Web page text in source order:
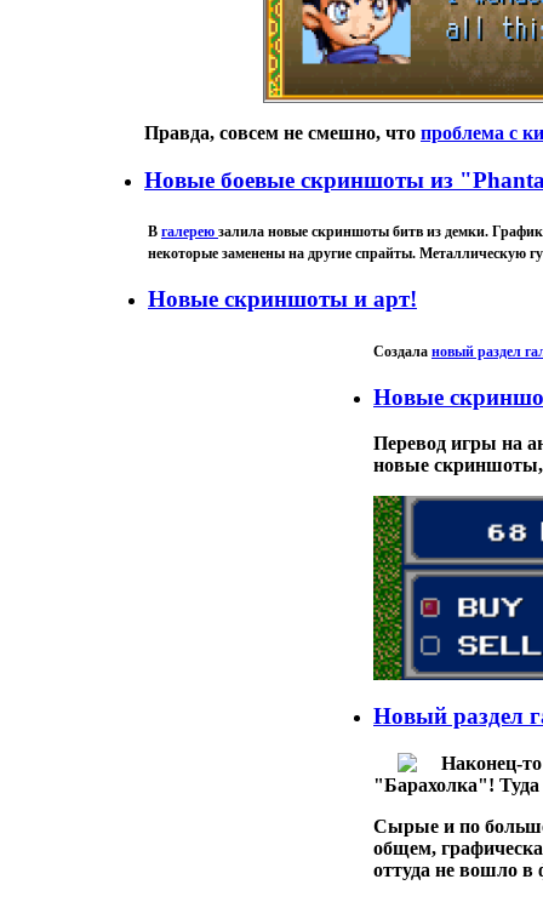
Правда, совсем не смешно, что проблема с
Новые боевые скриншоты из
В галерею залила новые скриншоты битв из демки.
некоторые заменены на другие спрайты. Металлическую
Новые скриншоты и арт!
Создала новый раздел
Новые
Перевод игры на
новые
Новый раздел
Наконец-
"Барахолка"! Туда
Сырые и по
общем,
оттуда не вошло в